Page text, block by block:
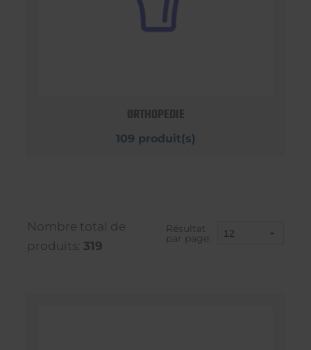
ORTHOPEDIE
109 produit(s)
Nombre total de
produits: 319
Résultat
par page: